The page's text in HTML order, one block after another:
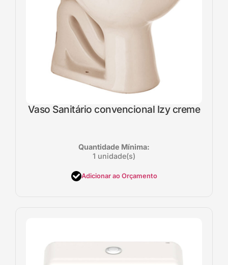
Vaso Sanitário convencional Izy creme
Quantidade Mínima:
1 unidade(s)
Adicionar ao Orçamento